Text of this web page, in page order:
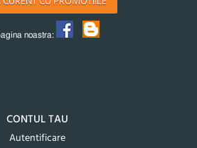
noastra:
CONTUL TAU
Autentificare